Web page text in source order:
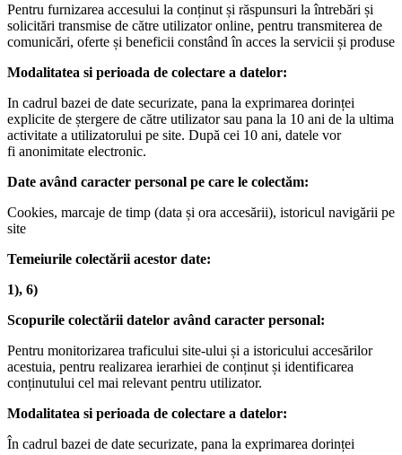
Pentru furnizarea accesului la conținut și răspunsuri la întrebări și
solicitări transmise de către utilizator online, pentru transmiterea de
comunicări, oferte și beneficii constând în acces la servicii și produse
Modalitatea si perioada de colectare a datelor:
In cadrul bazei de date securizate, pana la exprimarea dorinței
explicite de ștergere de către utilizator sau pana la 10 ani de la ultima
activitate a utilizatorului pe site. După cei 10 ani, datele vor
fi anonimitate electronic.
Date având caracter personal pe care le colectăm:
Cookies, marcaje de timp (data și ora accesării), istoricul navigării pe
site
Temeiurile colectării acestor date:
1), 6)
Scopurile colectării datelor având caracter personal:
Pentru monitorizarea traficului site-ului și a istoricului accesărilor
acestuia, pentru realizarea ierarhiei de conținut și identificarea
conținutului cel mai relevant pentru utilizator.
Modalitatea si perioada de colectare a datelor:
În cadrul bazei de date securizate, pana la exprimarea dorinței